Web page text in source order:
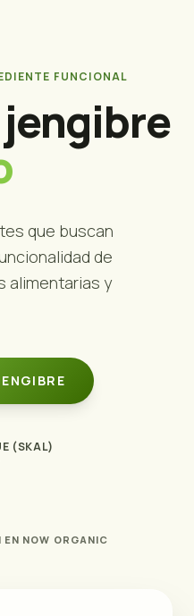
FUNCIONAL
que buscan
de
alimentarias y
(SKAL)
NOW ORGANIC